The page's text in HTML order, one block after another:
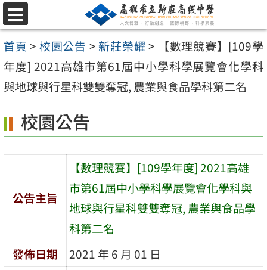
跳
至
主
要
內
區
選
單
首頁 > 校園公告 > 新莊榮耀 >
【數理競賽】[109學
年度] 2021高雄市第61屆中小學科學展覽會化學科
與地球與行星科雙雙奪冠, 農業與食品學科第二名
校園公告
公告主旨
【數理競賽】[109學年度] 2021高雄
市第61屆中小學科學展覽會化學科與
地球與行星科雙雙奪冠, 農業與食品學
科第二名
發佈日期
2021 年 6 月 01 日